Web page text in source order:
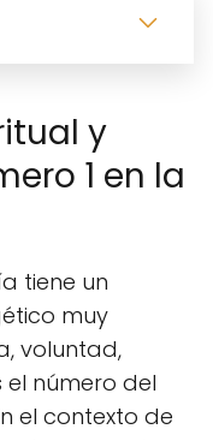
y
1 en la
tiene un
muy
voluntad,
el número del
el contexto de